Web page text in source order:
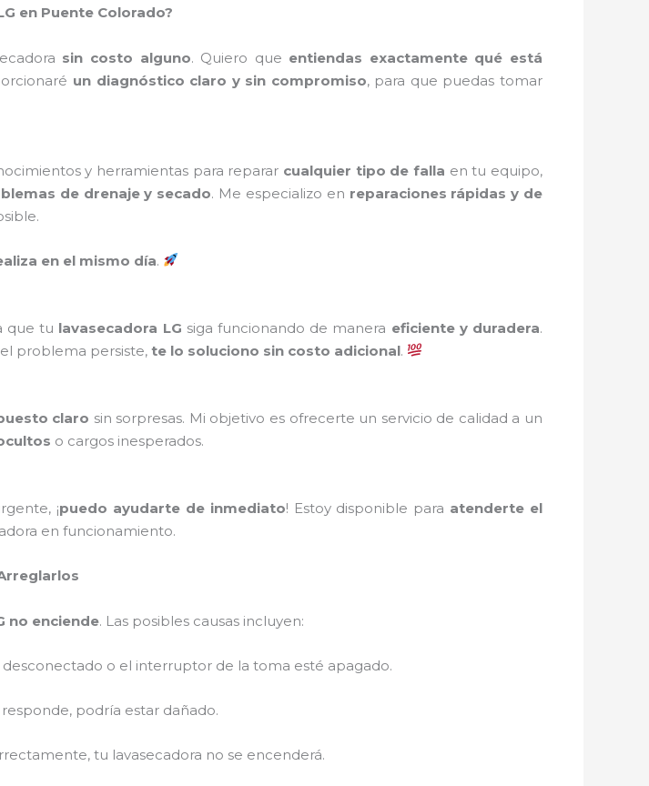
en Puente Colorado?
sin costo alguno. Quiero que entiendas exactamente qué está
un diagnóstico claro y sin compromiso, para que puedas tomar
y herramientas para reparar cualquier tipo de falla en tu equipo,
de drenaje y secado. Me especializo en reparaciones rápidas y de
en el mismo día.
que tu lavasecadora LG siga funcionando de manera eficiente y duradera.
problema persiste, te lo soluciono sin costo adicional.
claro sin sorpresas. Mi objetivo es ofrecerte un servicio de calidad a un
o cargos inesperados.
¡puedo ayudarte de inmediato! Estoy disponible para atenderte el
en funcionamiento.
no enciende. Las posibles causas incluyen:
o el interruptor de la toma esté apagado.
responde, podría estar dañado.
tu lavasecadora no se encenderá.